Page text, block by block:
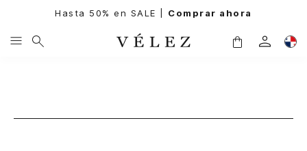
Hasta 50% en SALE | Comprar ahora